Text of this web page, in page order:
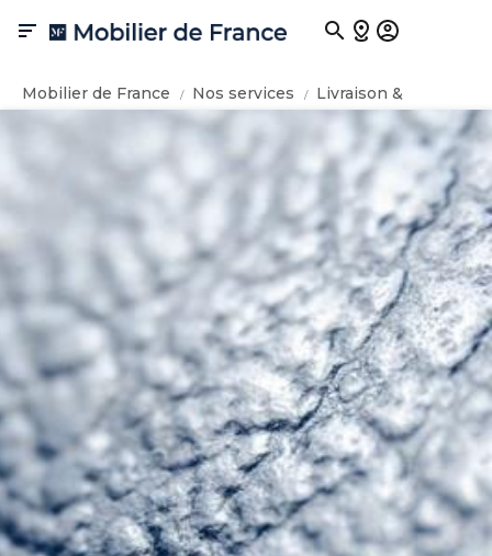

Mobilier de France Nos services
Livraison &